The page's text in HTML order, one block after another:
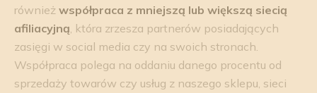
również współpraca z mniejszą lub większą siecią
afiliacyjną, która zrzesza partnerów posiadających
zasięgi w social media czy na swoich stronach.
Współpraca polega na oddaniu danego procentu od
sprzedaży towarów czy usług z naszego sklepu, sieci